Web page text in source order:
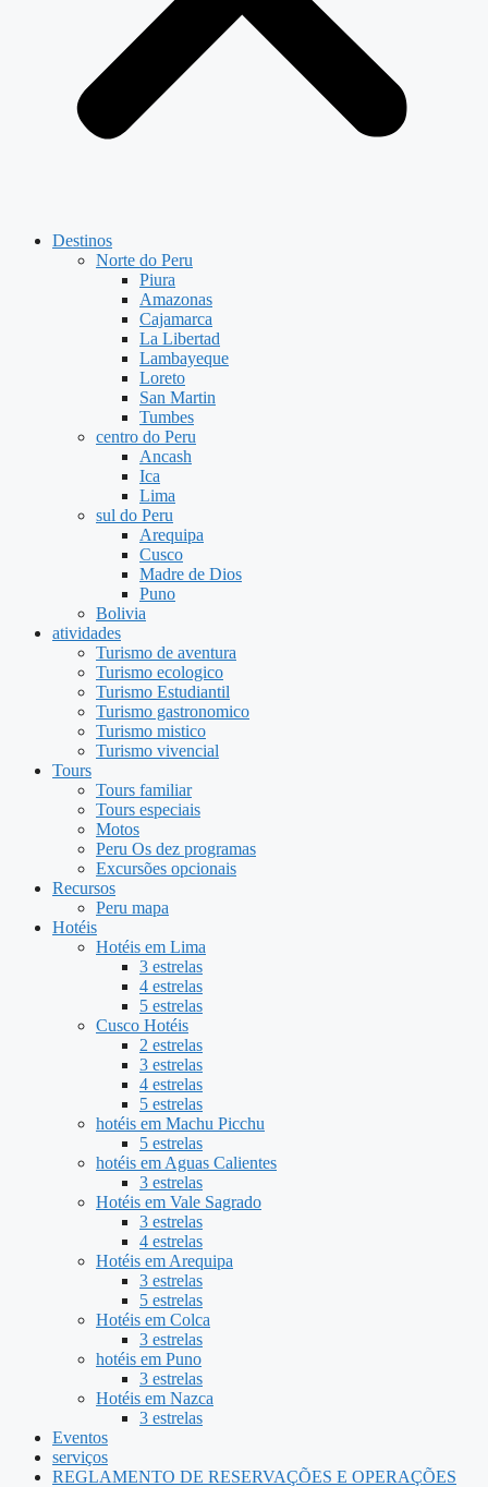
Destinos
Norte do Peru
Piura
Amazonas
Cajamarca
La Libertad
Lambayeque
Loreto
San Martin
Tumbes
centro do Peru
Ancash
Ica
Lima
sul do Peru
Arequipa
Cusco
Madre de Dios
Puno
Bolivia
atividades
Turismo de aventura
Turismo ecologico
Turismo Estudiantil
Turismo gastronomico
Turismo mistico
Turismo vivencial
Tours
Tours familiar
Tours especiais
Motos
Peru Os dez programas
Excursões opcionais
Recursos
Peru mapa
Hotéis
Hotéis em Lima
3 estrelas
4 estrelas
5 estrelas
Cusco Hotéis
2 estrelas
3 estrelas
4 estrelas
5 estrelas
hotéis em Machu Picchu
5 estrelas
hotéis em Aguas Calientes
3 estrelas
Hotéis em Vale Sagrado
3 estrelas
4 estrelas
Hotéis em Arequipa
3 estrelas
5 estrelas
Hotéis em Colca
3 estrelas
hotéis em Puno
3 estrelas
Hotéis em Nazca
3 estrelas
Eventos
serviços
REGLAMENTO DE RESERVAÇÕES E OPERAÇÕES